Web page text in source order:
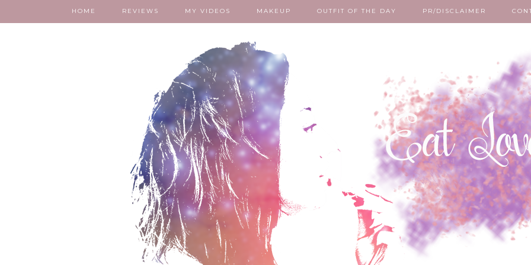
HOME REVIEWS MY VIDEOS MAKEUP OUTFIT OF THE DAY PR/DISCLAIMER